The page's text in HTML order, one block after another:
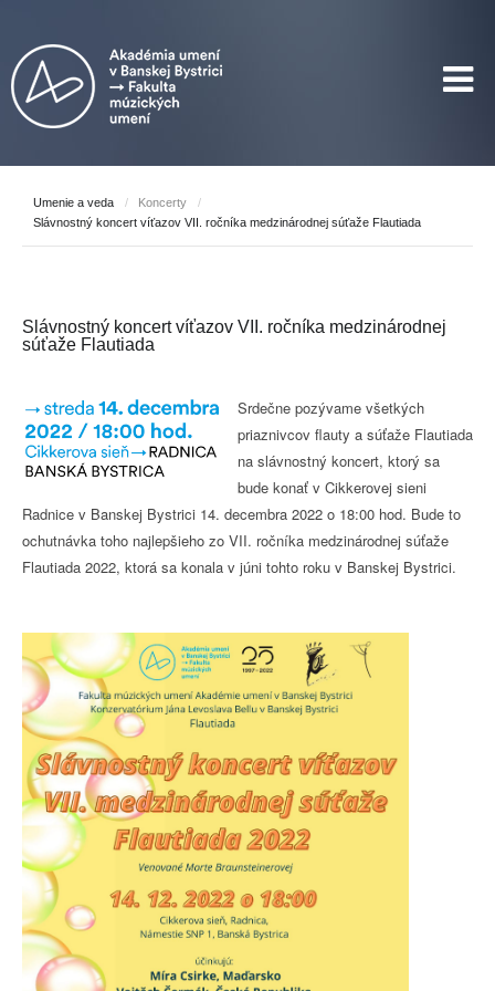
Umenie a veda / Koncerty
/
Slávnostný koncert víťazov VII. ročníka medzinárodnej súťaže Flautiada
Slávnostný koncert víťazov VII. ročníka medzinárodnej
súťaže Flautiada
Srdečne pozývame všetkých
priaznivcov flauty a súťaže Flautiada
na slávnostný koncert, ktorý sa
bude konať v Cikkerovej sieni
Radnice v Banskej Bystrici 14. decembra 2022 o 18:00 hod. Bude to
ochutnávka toho najlepšieho zo VII. ročníka medzinárodnej súťaže
Flautiada 2022, ktorá sa konala v júni tohto roku v Banskej Bystrici.